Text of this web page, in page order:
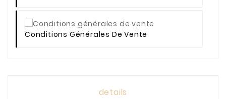
Conditions Générales De Vente
details